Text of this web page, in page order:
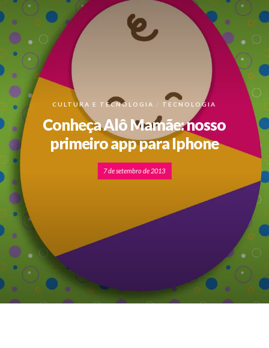
CULTURA E TECNOLOGIA TECNOLOGIA
Conheça Alô Mamãe: nosso
primeiro app para Iphone
7 de setembro de 2013